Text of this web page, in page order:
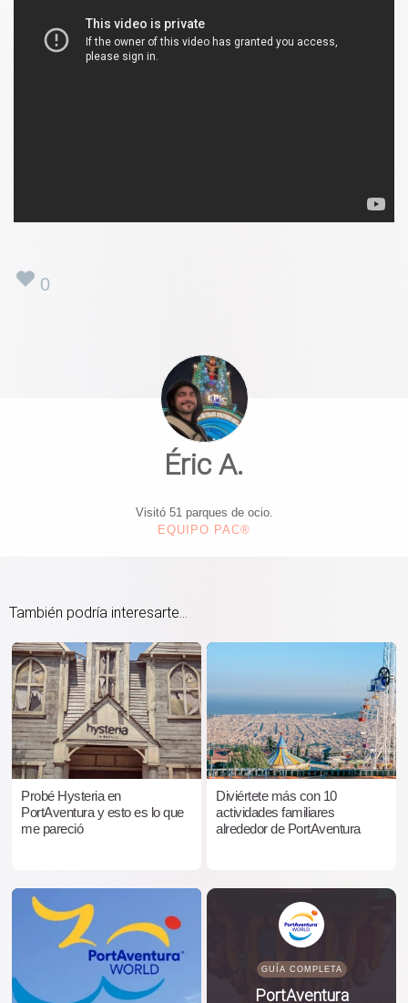
0
Éric A.
Visitó 51 parques de ocio.
EQUIPO PAC®
También podría interesarte...
Probé Hysteria en
PortAventura y esto es lo que
me pareció
Diviértete más con 10
actividades familiares
alrededor de PortAventura
GUÍA COMPLETA
PortAventura